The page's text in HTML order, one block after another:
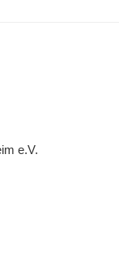
e.V.